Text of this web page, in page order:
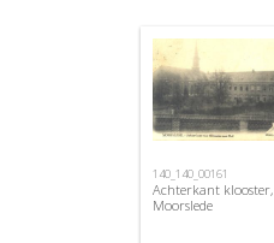
140_140_00161
Achterkant klooster,
Moorslede